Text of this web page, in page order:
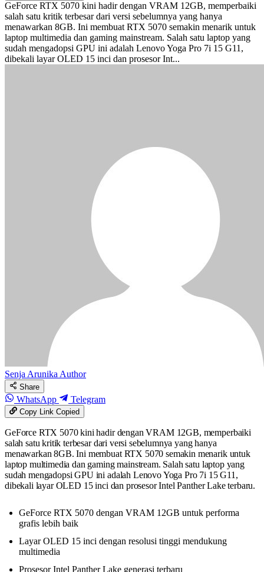
GeForce RTX 5070 kini hadir dengan VRAM 12GB, memperbaiki
salah satu kritik terbesar dari versi sebelumnya yang hanya
menawarkan 8GB. Ini membuat RTX 5070 semakin menarik untuk
laptop multimedia dan gaming mainstream. Salah satu laptop yang
sudah mengadopsi GPU ini adalah Lenovo Yoga Pro 7i 15 G11,
dibekali layar OLED 15 inci dan prosesor Int...
Senja ArunikaAuthor
Share
WhatsApp Telegram
Copy LinkCopied
GeForce RTX 5070 kini hadir dengan VRAM 12GB, memperbaiki
salah satu kritik terbesar dari versi sebelumnya yang hanya
menawarkan 8GB. Ini membuat RTX 5070 semakin menarik untuk
laptop multimedia dan gaming mainstream. Salah satu laptop yang
sudah mengadopsi GPU ini adalah Lenovo Yoga Pro 7i 15 G11,
dibekali layar OLED 15 inci dan prosesor Intel Panther Lake terbaru.
GeForce RTX 5070 dengan VRAM 12GB untuk performa
grafis lebih baik
Layar OLED 15 inci dengan resolusi tinggi mendukung
multimedia
Prosesor Intel Panther Lake generasi terbaru